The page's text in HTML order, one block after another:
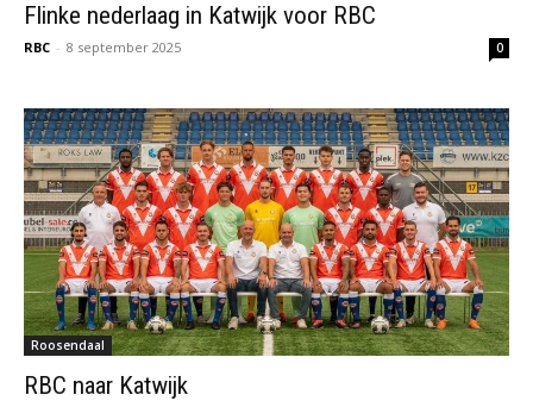
Flinke nederlaag in Katwijk voor RBC
RBC - 8 september 2025 0
Roosendaal
RBC naar Katwijk